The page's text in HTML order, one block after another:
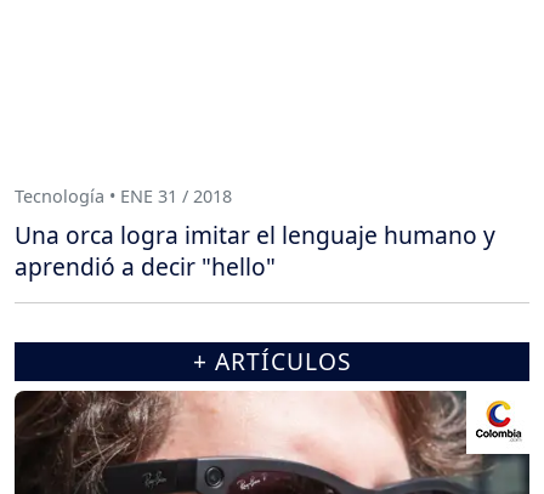
Tecnología • ENE 31 / 2018
Una orca logra imitar el lenguaje humano y
aprendió a decir "hello"
+ ARTÍCULOS